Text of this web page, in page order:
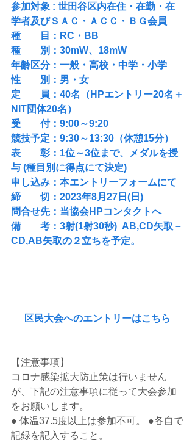
参加対象 : 世田谷区内在住・在勤・在
学者及びＳＡＣ・ＡＣＣ・ＢＧ会員
種　　目：RC・BB
種　　別：30mW、18mW
年齢区分：一般・高校・中学・小学
性　　別：男・女
定　　員：40名（HPエントリー20名＋
NIT団体20名）
受　　付：9:00～9:20
競技予定：9:30～13:30（休憩15分）
表　　彰：1位～3位まで、メダルを授
与 (種目別に得点にて決定)
申し込み：本エントリーフォームにて
締　　切：2023年8月27日(日)
問合せ先：当協会HPコンタクトへ
備　　考：3射(1射30秒)  AB,CD矢取－
CD,AB矢取の２立ちを予定。
区民大会へのエントリーはこちら
【注意事項】
コロナ感染拡大防止策は行いません
が、下記の注意事項に従って大会参加
をお願いします。
● 体温37.5度以上は参加不可。 ●各自で
記録を記入すること。